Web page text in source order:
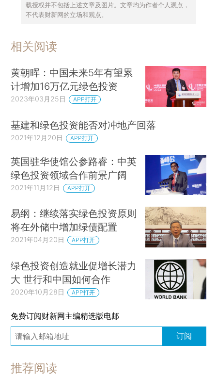
载授权并不包括上述文章及图片。文章均为作者个人观点，
不代表财新网的立场和观点。
相关阅读
黄朝晖：中国未来5年有望累
计增加16万亿元绿色投资
2023年03月25日 APP打开
基建和绿色投资能否对冲地产回落
2021年12月20日 APP打开
英国驻华使馆公参路睿：中英
绿色投资领域合作前景广阔
2021年11月12日 APP打开
易纲：继续落实绿色投资原则
将在外储中增加绿债配置
2021年04月20日 APP打开
绿色投资创造就业促增长潜力
大 世行和中国如何合作
2020年10月28日 APP打开
免费订阅财新网主编精选版电邮
订阅
推荐阅读